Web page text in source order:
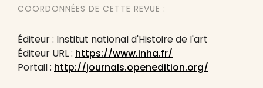
COORDONNÉES DE CETTE REVUE :
Éditeur : Institut national d'Histoire de l'art
Éditeur URL : https://www.inha.fr/
Portail : http://journals.openedition.org/